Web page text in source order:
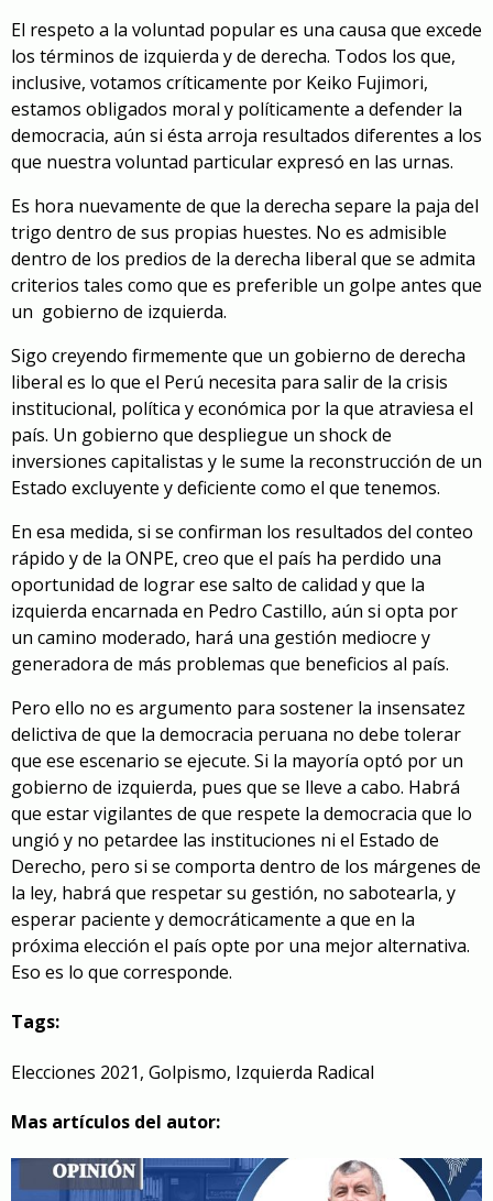
El respeto a la voluntad popular es una causa que excede
los términos de izquierda y de derecha. Todos los que,
inclusive, votamos críticamente por Keiko Fujimori,
estamos obligados moral y políticamente a defender la
democracia, aún si ésta arroja resultados diferentes a los
que nuestra voluntad particular expresó en las urnas.
Es hora nuevamente de que la derecha separe la paja del
trigo dentro de sus propias huestes. No es admisible
dentro de los predios de la derecha liberal que se admita
criterios tales como que es preferible un golpe antes que
un gobierno de izquierda.
Sigo creyendo firmemente que un gobierno de derecha
liberal es lo que el Perú necesita para salir de la crisis
institucional, política y económica por la que atraviesa el
país. Un gobierno que despliegue un shock de
inversiones capitalistas y le sume la reconstrucción de un
Estado excluyente y deficiente como el que tenemos.
En esa medida, si se confirman los resultados del conteo
rápido y de la ONPE, creo que el país ha perdido una
oportunidad de lograr ese salto de calidad y que la
izquierda encarnada en Pedro Castillo, aún si opta por
un camino moderado, hará una gestión mediocre y
generadora de más problemas que beneficios al país.
Pero ello no es argumento para sostener la insensatez
delictiva de que la democracia peruana no debe tolerar
que ese escenario se ejecute. Si la mayoría optó por un
gobierno de izquierda, pues que se lleve a cabo. Habrá
que estar vigilantes de que respete la democracia que lo
ungió y no petardee las instituciones ni el Estado de
Derecho, pero si se comporta dentro de los márgenes de
la ley, habrá que respetar su gestión, no sabotearla, y
esperar paciente y democráticamente a que en la
próxima elección el país opte por una mejor alternativa.
Eso es lo que corresponde.
Tags:
Elecciones 2021, Golpismo, Izquierda Radical
Mas artículos del autor: